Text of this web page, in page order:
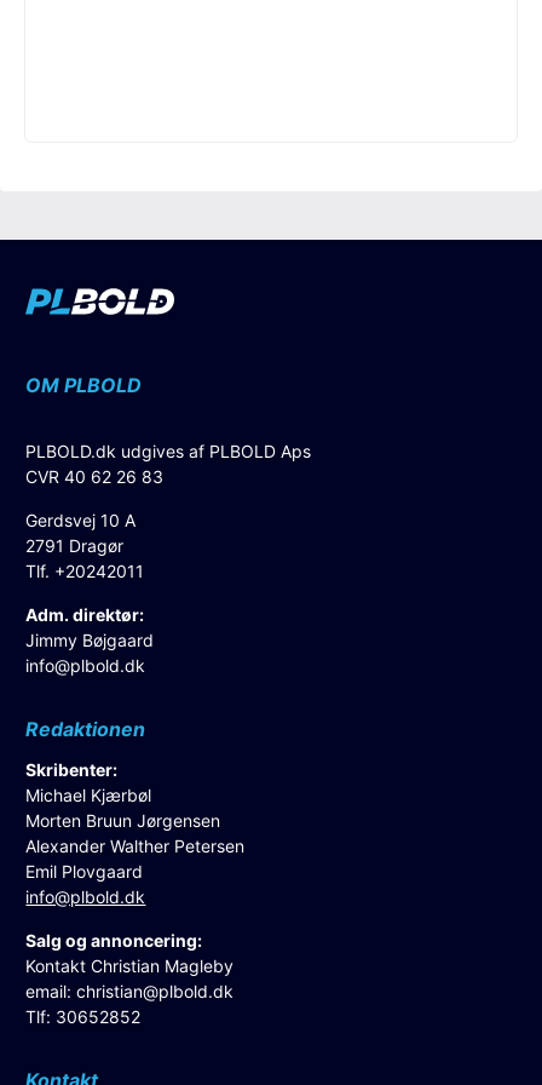
OM PLBOLD
PLBOLD.dk udgives af PLBOLD Aps
CVR 40 62 26 83
Gerdsvej 10 A
2791 Dragør
Tlf. +20242011
Adm. direktør:
Jimmy Bøjgaard
info@plbold.dk
Redaktionen
Skribenter:
Michael Kjærbøl
Morten Bruun Jørgensen
Alexander Walther Petersen
Emil Plovgaard
info@plbold.dk
Salg og annoncering:
Kontakt Christian Magleby
email:christian@plbold.dk
Tlf: 30652852
Kontakt